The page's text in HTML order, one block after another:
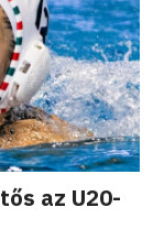
az U20-